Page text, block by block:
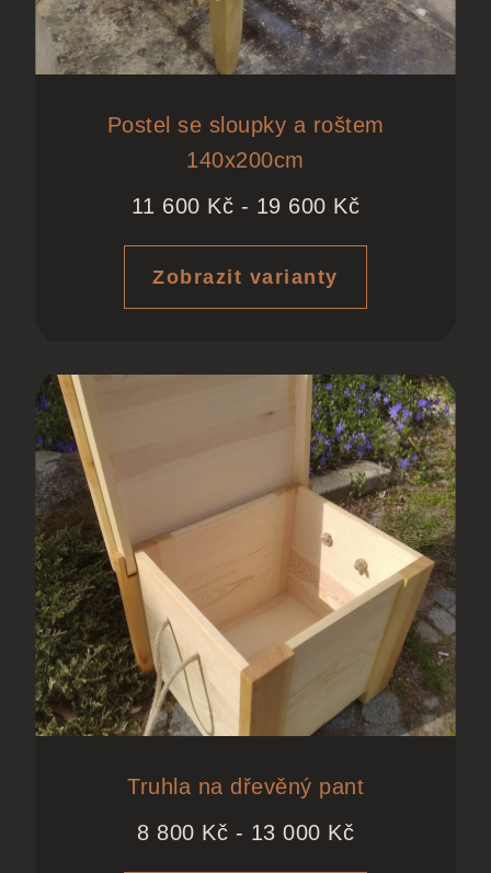
Postel se sloupky a roštem
140x200cm
11 600 Kč - 19 600 Kč
Zobrazit varianty
Truhla na dřevěný pant
8 800 Kč - 13 000 Kč